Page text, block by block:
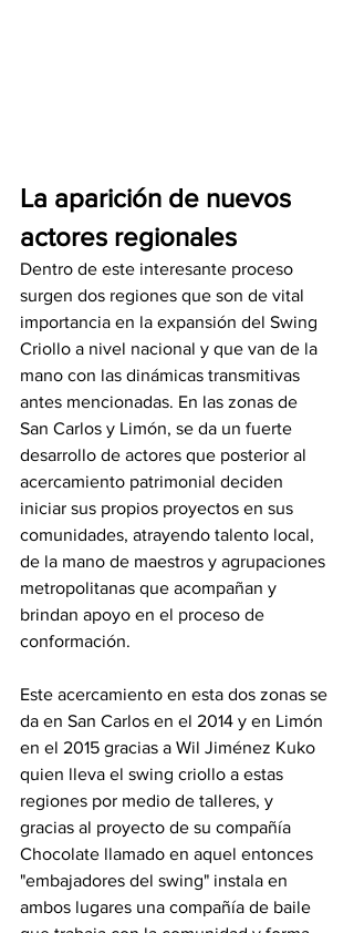
La aparición de nuevos
actores regionales
Dentro de este interesante proceso
surgen dos regiones que son de vital
importancia en la expansión del Swing
Criollo a nivel nacional y que van de la
mano con las dinámicas transmitivas
antes mencionadas. En las zonas de
San Carlos y Limón, se da un fuerte
desarrollo de actores que posterior al
acercamiento patrimonial deciden
iniciar sus propios proyectos en sus
comunidades, atrayendo talento local,
de la mano de maestros y agrupaciones
metropolitanas que acompañan y
brindan apoyo en el proceso de
conformación.
Este acercamiento en esta dos zonas se
da en San Carlos en el 2014 y en Limón
en el 2015 gracias a Wil Jiménez Kuko
quien lleva el swing criollo a estas
regiones por medio de talleres, y
gracias al proyecto de su compañía
Chocolate llamado en aquel entonces
"embajadores del swing" instala en
ambos lugares una compañía de baile